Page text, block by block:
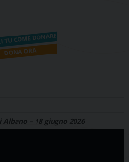
– 18 giugno 2026